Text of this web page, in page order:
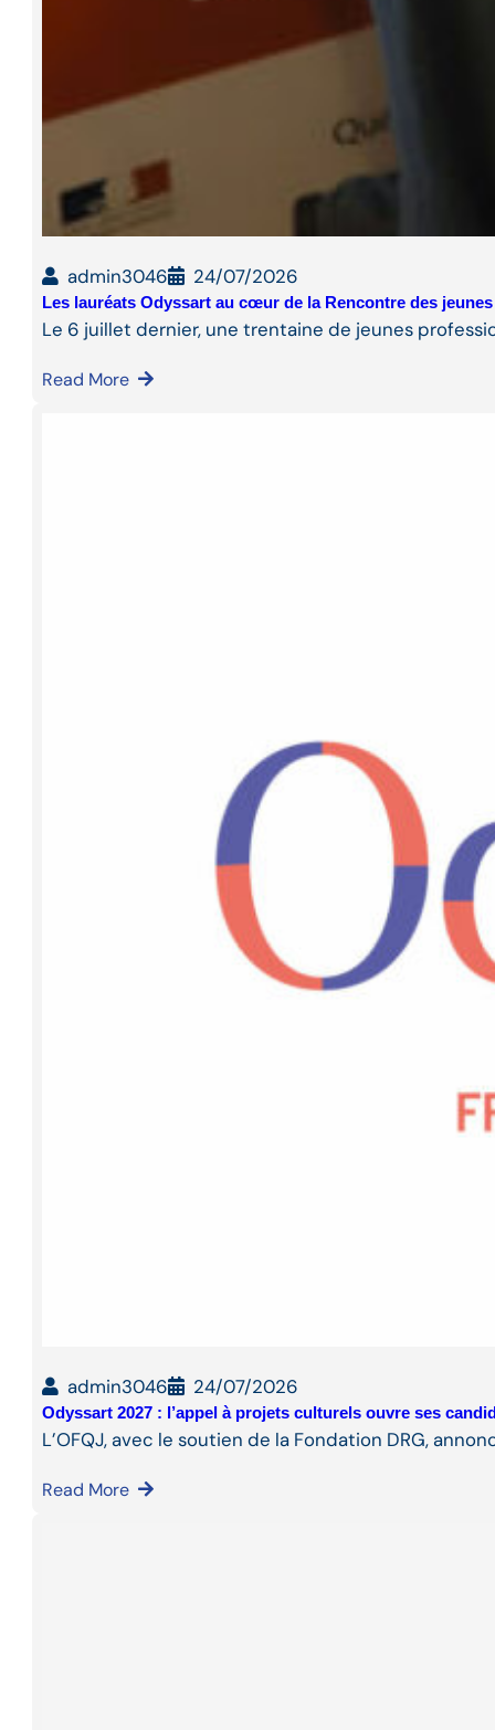
admin3046 24/07/2026
Les lauréats Odyssart au cœur de la Rencontre des
Le 6 juillet dernier, une trentaine de jeunes
Read More
admin3046 24/07/2026
Odyssart 2027 : l’appel à projets culturels ouvre ses
L’OFQJ, avec le soutien de la Fondation DRG,
Read More